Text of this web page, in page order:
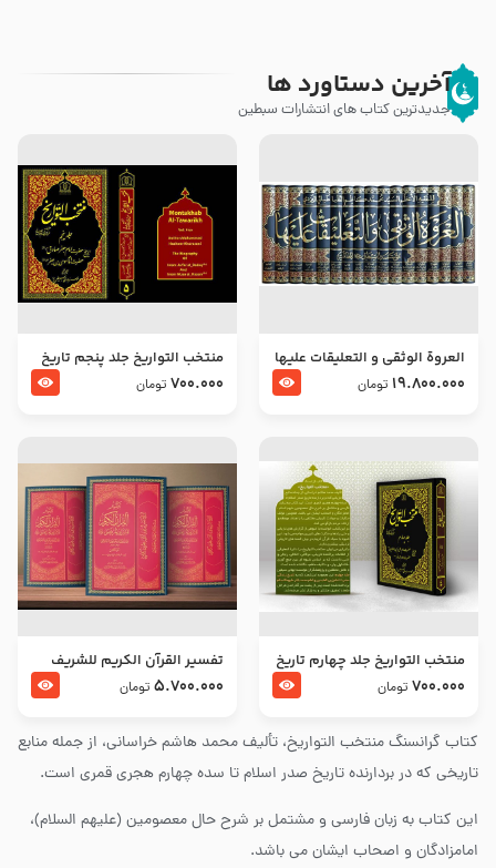
آخرین دستاورد ها
جدیدترین کتاب های انتشارات سبطین
کتاب گرانسنگ منتخب التواريخ، تألیف محمد هاشم خراسانی، از جمله منابع
تاریخی که در بردارنده تاریخ صدر اسلام تا سده چهارم هجری قمری است.
این کتاب به زبان فارسی و مشتمل بر شرح حال معصومین (علیهم السلام)،
امامزادگان و اصحاب ایشان می باشد.
العروة الوثقى و التعليقات عليها
– طرح جدید
19.800.000 تومان
منتخب التواریخ جلد پنجم تاریخ
امام جعفر صادق و امام موسی
700.000 تومان
منتخب التواریخ جلد چهارم تاریخ
امام زین العابدین و امام محمد
700.000 تومان
تفسير القرآن الكريم للشريف
المرتضي قدس سرّه
5.700.000 تومان